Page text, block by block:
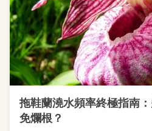
拖鞋蘭澆水頻率終極指南
免爛根？